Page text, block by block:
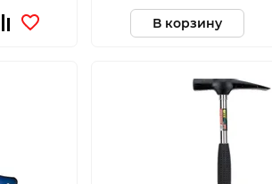
В корзину